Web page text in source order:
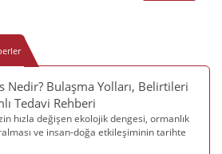
Nedir? Bulaşma Yolları, Belirtileri
Tedavi Rehberi
hızla değişen ekolojik dengesi, ormanlık
ve insan-doğa etkileşiminin tarihte